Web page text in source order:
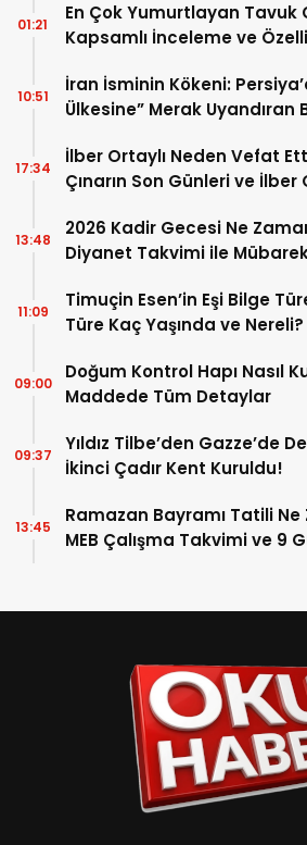
En Çok Yumurtlayan Tavuk
Kapsamlı İnceleme ve
01:21
İran İsminin Kökeni:
Ülkesine” Merak Uyandıran
10:51
İlber Ortaylı Neden Vefat
Çınarın Son Günleri ve İlber
17:34
2026 Kadir Gecesi Ne
Diyanet Takvimi ile
13:48
Timuçin Esen’in Eşi Bilge
Türe Kaç Yaşında ve Nereli?
11:09
Doğum Kontrol Hapı Nasıl
Maddede Tüm Detaylar
09:00
Yıldız Tilbe’den Gazze’de
İkinci Çadır Kent Kuruldu!
09:37
Ramazan Bayramı Tatili Ne
MEB Çalışma Takvimi ve 9
13:45